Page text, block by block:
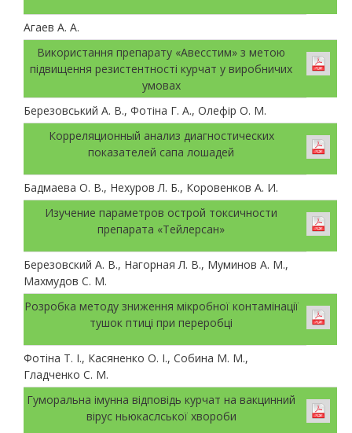
Агаев А. А.
Використання препарату «Авесстим» з метою
підвищення резистентності курчат у виробничих
умовах
Березовський А. В., Фотіна Г. А., Олефір О. М.
Корреляционный анализ диагностических
показателей сапа лошадей
Бадмаева О. В., Нехуров Л. Б., Коровенков А. И.
Изучение параметров острой токсичности
препарата «Тейлерсан»
Березовский А. В., Нагорная Л. В., Муминов А. М.,
Махмудов С. М.
Розробка методу зниження мікробної контамінації
тушок птиці при переробці
Фотіна Т. І., Касяненко О. І., Собина М. М.,
Гладченко С. М.
Гуморальна імунна відповідь курчат на вакцинний
вірус ньюкаслської хвороби